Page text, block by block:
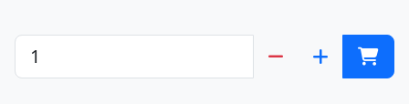
Kč 731,00
(884,51 s DPH)